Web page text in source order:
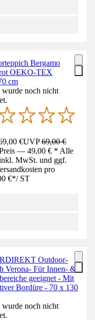
Bergamo
OEKO-TEX
cm
noch nicht
€UVP69,00 €
— 49,00 € * Alle
MwSt. und ggf.
pro
€*/ ST
Outdoor-
Verona- Für Innen- &
geeignet - Mit
Bordüre - 70 x 130
noch nicht